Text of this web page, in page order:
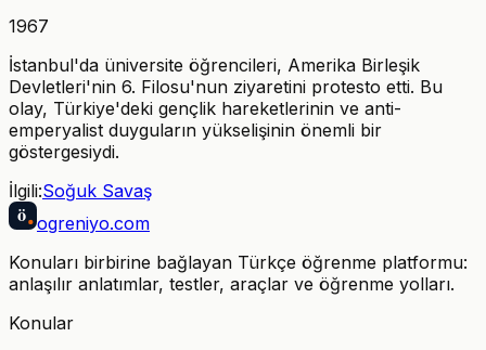
1967
İstanbul'da üniversite öğrencileri, Amerika Birleşik
Devletleri'nin 6. Filosu'nun ziyaretini protesto etti. Bu
olay, Türkiye'deki gençlik hareketlerinin ve anti-
emperyalist duyguların yükselişinin önemli bir
göstergesiydi.
İlgili:Soğuk Savaş
ö ogreniyo.com
Konuları birbirine bağlayan Türkçe öğrenme platformu:
anlaşılır anlatımlar, testler, araçlar ve öğrenme yolları.
Konular